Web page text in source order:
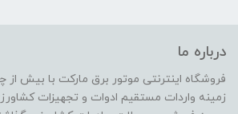
درباره ما
فروشگاه اینترنتی موتور برق مارکت با بیش از
زمینه واردات مستقیم ادوات و تجهیزات